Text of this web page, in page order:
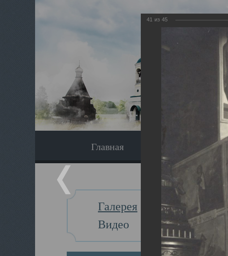
Главная Экскурсия
Галерея
Видео
41 из 45